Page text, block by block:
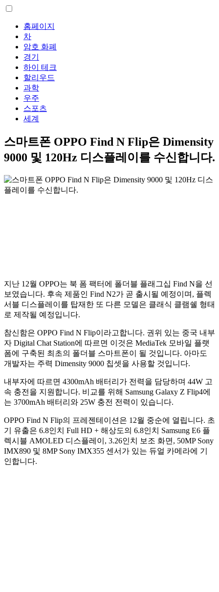
홈페이지
차
암호 화폐
경기
하이 테크
할리우드
과학
우주
스포츠
세계
스마트폰 OPPO Find N Flip은 Dimensity
9000 및 120Hz 디스플레이를 수신합니다.
지난 12월 OPPO는 북 폼 팩터에 폴더블 플래그십 Find N을 선
보였습니다. 후속 제품인 Find N2가 곧 출시될 예정이며, 플렉
서블 디스플레이를 탑재한 또 다른 모델은 클래식 클램쉘 형태
로 제작될 예정입니다.
참신함은 OPPO Find N Flip이라고합니다. 권위 있는 중국 내부
자 Digital Chat Station에 따르면 이것은 MediaTek 모바일 플랫
폼에 구축된 최초의 폴더블 스마트폰이 될 것입니다. 아마도
개발자는 주력 ​​Dimensity 9000 칩셋을 사용할 것입니다.
내부자에 따르면 4300mAh 배터리가 전력을 담당하며 44W 고
속 충전을 지원합니다. 비교를 위해 Samsung Galaxy Z Flip4에
는 3700mAh 배터리와 25W 충전 전력이 있습니다.
OPPO Find N Flip의 프레젠테이션은 12월 중순에 열립니다. 초
기 유출은 6.8인치 Full HD + 해상도의 6.8인치 Samsung E6 플
렉시블 AMOLED 디스플레이, 3.26인치 보조 화면, 50MP Sony
IMX890 및 8MP Sony IMX355 센서가 있는 듀얼 카메라에 기
인합니다.